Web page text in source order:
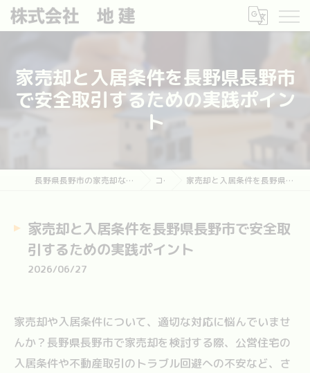
家売却と入居条件を長野県長野市
で安全取引するための実践ポイン
ト
長野県長野市の家売却なら長野市土地・建物売却相談センター コラム 家売却と入居条件を長野県長野市で安全取引するための実践ポイント
家売却と入居条件を長野県長野市で安全取
引するための実践ポイント
2026/06/27
家売却や入居条件について、適切な対応に悩んでいませ
んか？長野県長野市で家売却を検討する際、公営住宅の
入居条件や不動産取引のトラブル回避への不安など、さ